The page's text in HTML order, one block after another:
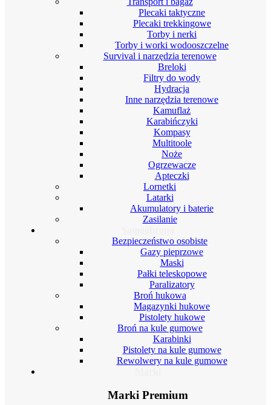
Plecaki taktyczne
Plecaki trekkingowe
Torby i nerki
Torby i worki wodooszczelne
Survival i narzędzia terenowe
Breloki
Filtry do wody
Hydracja
Inne narzędzia terenowe
Kamuflaż
Karabińczyki
Kompasy
Multitoole
Noże
Ogrzewacze
Apteczki
Lornetki
Latarki
Akumulatory i baterie
Zasilanie
Bezpieczeństwo osobiste
Gazy pieprzowe
Maski
Pałki teleskopowe
Paralizatory
Broń hukowa
Magazynki hukowe
Pistolety hukowe
Broń na kule gumowe
Karabinki
Pistolety na kule gumowe
Rewolwery na kule gumowe
Marki Premium